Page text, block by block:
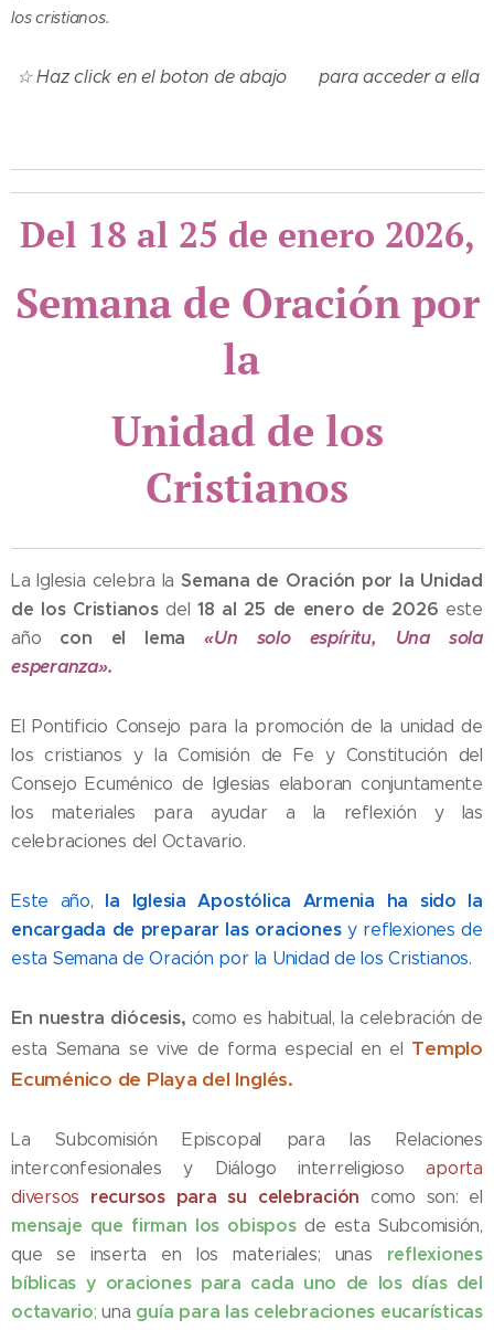
los cristianos.
☆ Haz click en el boton de abajo 👇 para acceder a ella
Del 18 al 25 de enero 2026,
Semana de Oración por
la
Unidad de los
Cristianos
La Iglesia celebra la Semana de Oración por la Unidad
de los Cristianosdel18 al 25 de enero de 2026 este
año con el lema
«Un solo espíritu, Una sola
esperanza».
El Pontificio Consejo para la promoción de la unidad de
los cristianos y la Comisión de Fe y Constitución del
Consejo Ecuménico de Iglesias elaboran conjuntamente
los materiales para ayudar a la reflexión y las
celebraciones del Octavario.
Este año, la Iglesia Apostólica Armenia ha sido la
encargada de preparar las oraciones y reflexiones de
esta Semana de Oración por la Unidad de los Cristianos.
En nuestra diócesis, como es habitual, la celebración de
esta Semana se vive de forma especial en el Templo
Ecuménico de Playa del Inglés.
La Subcomisión Episcopal para las Relaciones
interconfesionales y Diálogo interreligiosoaporta
diversos recursos para su celebración como son: el
mensaje que firman los obisposde esta Subcomisión,
que se inserta en los materiales; unas reflexiones
bíblicas y oraciones para cada uno de los días del
octavario; una guía para las celebraciones eucarísticas